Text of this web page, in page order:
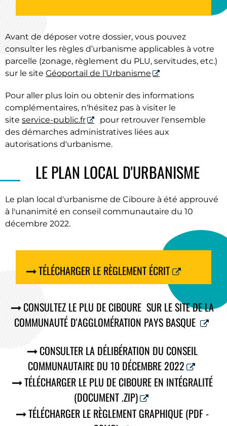
Avant de déposer votre dossier, vous pouvez
consulter les règles d’urbanisme applicables à votre
parcelle (zonage, règlement du PLU, servitudes, etc.)
sur le site Géoportail de l’Urbanisme
Pour aller plus loin ou obtenir des informations
complémentaires, n'hésitez pas à visiter le
site service-public.fr
pour retrouver l'ensemble
des démarches administratives liées aux
autorisations d'urbanisme.
LE PLAN LOCAL D'URBANISME
Le plan local d'urbanisme de Ciboure à été approuvé
à l'unanimité en conseil communautaire du 10
décembre 2022.
TÉLÉCHARGER LE RÈGLEMENT ÉCRIT
CONSULTEZ LE PLU DE CIBOURE SUR LE SITE DE LA
COMMUNAUTÉ D'AGGLOMÉRATION PAYS BASQUE
CONSULTER LA DÉLIBÉRATION DU CONSEIL
COMMUNAUTAIRE DU 10 DÉCEMBRE 2022
TÉLÉCHARGER LE PLU DE CIBOURE EN INTÉGRALITÉ
(DOCUMENT .ZIP)
TÉLÉCHARGER LE RÈGLEMENT GRAPHIQUE (PDF -